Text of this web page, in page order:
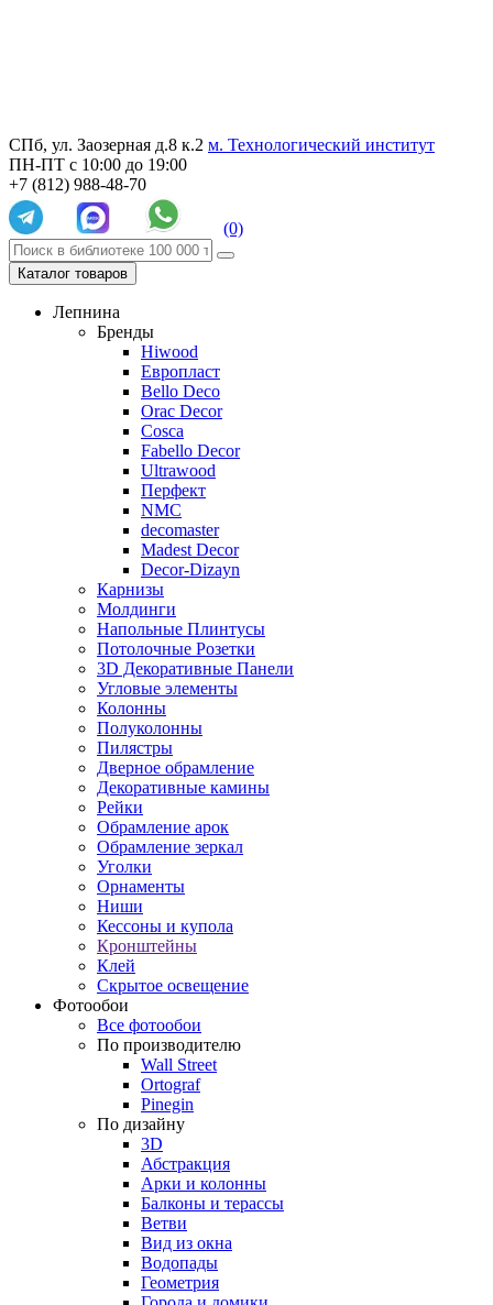
СПб, ул. Заозерная д.8 к.2 м. Технологический институт
ПН-ПТ с 10:00 до 19:00
+7 (812) 988-48-70
(0)
Каталог товаров
Лепнина
Бренды
Hiwood
Европласт
Bello Deco
Orac Decor
Cosca
Fabello Decor
Ultrawood
Перфект
NMC
decomaster
Madest Decor
Decor-Dizayn
Карнизы
Молдинги
Напольные Плинтусы
Потолочные Розетки
3D Декоративные Панели
Угловые элементы
Колонны
Полуколонны
Пилястры
Дверное обрамление
Декоративные камины
Рейки
Обрамление арок
Обрамление зеркал
Уголки
Орнаменты
Ниши
Кессоны и купола
Кронштейны
Клей
Скрытое освещение
Фотообои
Все фотообои
По производителю
Wall Street
Ortograf
Pinegin
По дизайну
3D
Абстракция
Арки и колонны
Балконы и терассы
Ветви
Вид из окна
Водопады
Геометрия